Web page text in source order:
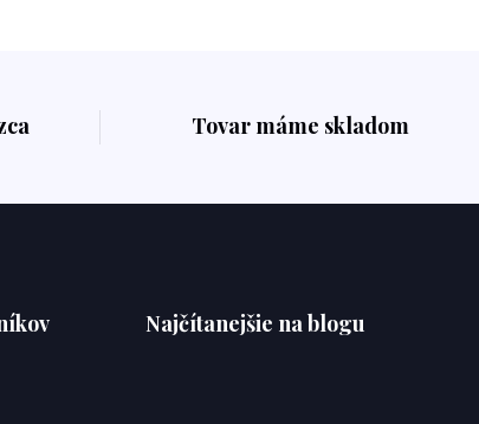
Tovar máme skladom
Najčítanejšie na blogu